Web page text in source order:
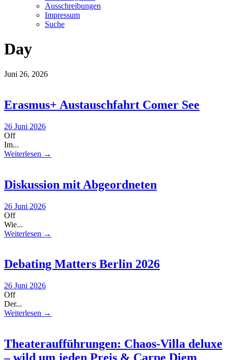
Ausschreibungen
Impressum
Suche
Day
Juni 26, 2026
Erasmus+ Austauschfahrt Comer See
26 Juni 2026
Off
Im...
Weiterlesen →
Diskussion mit Abgeordneten
26 Juni 2026
Off
Wie...
Weiterlesen →
Debating Matters Berlin 2026
26 Juni 2026
Off
Der...
Weiterlesen →
Theateraufführungen: Chaos-Villa deluxe